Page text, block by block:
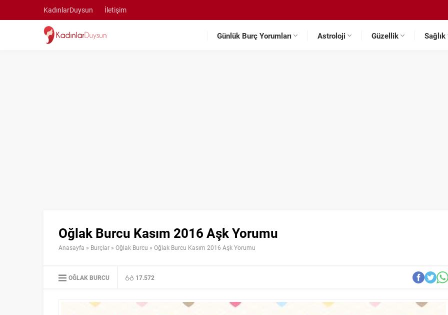
KadınlarDuysun İletişim
Günlük Burç Yorumları Astroloji Güzellik Sağlık
Oğlak Burcu Kasım 2016 Aşk Yorumu
Anasayfa » Burçlar » Oğlak Burcu » Oğlak Burcu Kasım 2016 Aşk Yorumu
OĞLAK BURCU 17.572